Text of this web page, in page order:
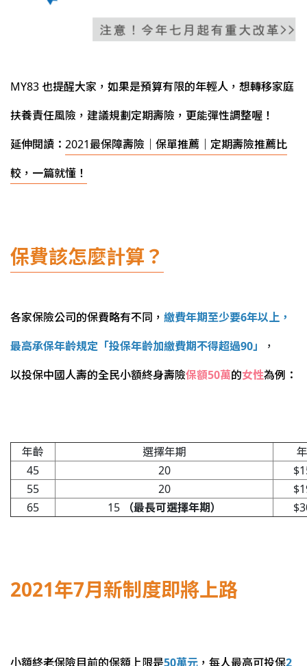
MY83 也提醒大家，如果是預算有限的年輕人，想轉移家庭
扶養責任風險，建議規劃定期壽險，更能彈性調整喔！
延伸閱讀： 2021最保障壽險｜保單推薦｜定期壽險推薦比
較，一篇就懂 ！
保費該怎麼計算？
各家保險公司的保費略有不同， 繳費年期至少要6年以上，
最高承保年齡規定「投保年齡加繳費期不得超過90」
，
以投保中國人壽的全民小額終身壽險保額50萬的女性為例：
年齡 選擇年期
45
20
55
20
65
15 （最長可選擇年期）
2021年7月新制度即將上路
小額終老保險目前的保額上限是50萬元 ，每人最高可投保2